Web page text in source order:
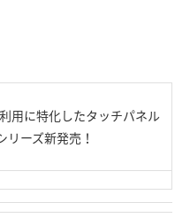
用に特化したタッチパネル
ーズ新発売！